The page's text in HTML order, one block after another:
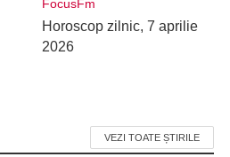
FocusFm
Horoscop zilnic, 7 aprilie
2026
VEZI TOATE ȘTIRILE